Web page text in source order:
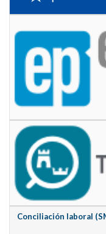
Conciliación laboral